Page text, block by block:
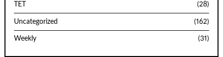
TET (28)
Uncategorized (162)
Weekly (31)